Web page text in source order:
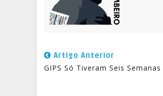
Artigo Anterior
GIPS Só Tiveram Seis